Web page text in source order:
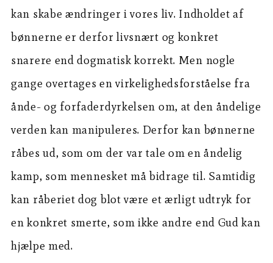
kan skabe ændringer i vores liv. Indholdet af
bønnerne er derfor livsnært og konkret
snarere end dogmatisk korrekt. Men nogle
gange overtages en virkelighedsforståelse fra
ånde- og forfaderdyrkelsen om, at den åndelige
verden kan manipuleres. Derfor kan bønnerne
råbes ud, som om der var tale om en åndelig
kamp, som mennesket må bidrage til. Samtidig
kan råberiet dog blot være et ærligt udtryk for
en konkret smerte, som ikke andre end Gud kan
hjælpe med.